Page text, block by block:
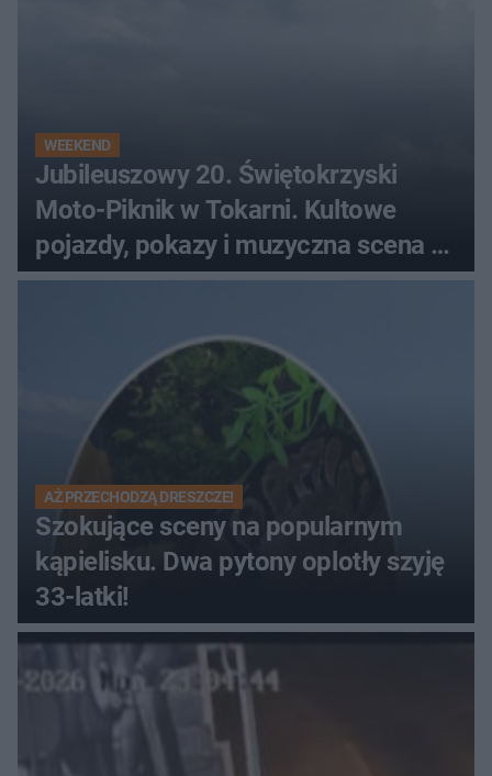
WEEKEND
Jubileuszowy 20. Świętokrzyski
Moto-Piknik w Tokarni. Kultowe
pojazdy, pokazy i muzyczna scena w
Muzeum Wsi Kieleckiej
AŻ PRZECHODZĄ DRESZCZE!
Szokujące sceny na popularnym
kąpielisku. Dwa pytony oplotły szyję
33-latki!